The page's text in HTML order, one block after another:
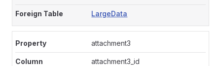
LargeData
attachment3
attachment3_id